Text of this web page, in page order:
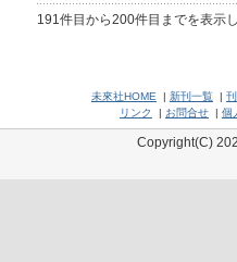
191件目から200件目までを表示
未來社HOME | 新刊一覧 |
リンク
| お問合せ | 個
Copyright(C)